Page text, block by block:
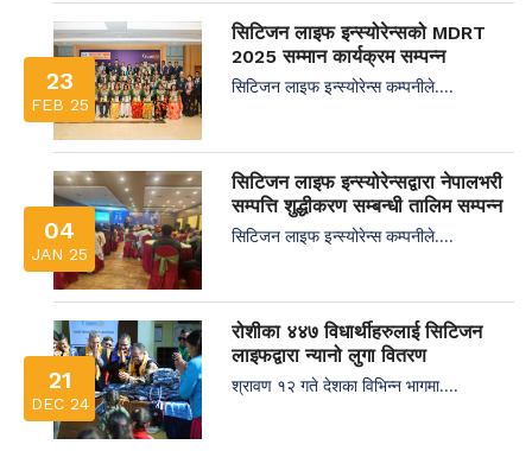
23
FEB 25
सिटिजन लाइफ इन्स्योरेन्सको MDRT
2025 सम्मान कार्यक्रम सम्पन्न
सिटिजन लाइफ इन्स्योरेन्स कम्पनीले....
04
JAN 25
सिटिजन लाइफ इन्स्योरेन्सद्वारा नेपालभरी
सम्पत्ति शुद्धीकरण सम्बन्धी तालिम सम्पन्न
सिटिजन लाइफ इन्स्योरेन्स कम्पनीले....
21
DEC 24
रोशीका ४४७ विधार्थीहरुलाई सिटिजन
लाइफद्वारा न्यानो लुगा वितरण
श्रावण १२ गते देशका विभिन्न भागमा....